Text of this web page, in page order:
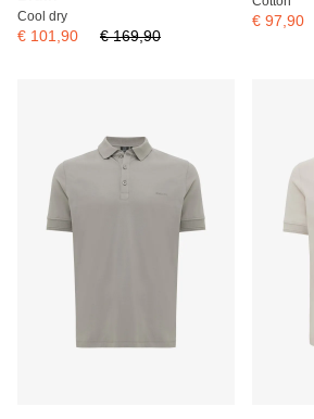
Cool dry
€ 101,90 € 169,90
€ 97,90